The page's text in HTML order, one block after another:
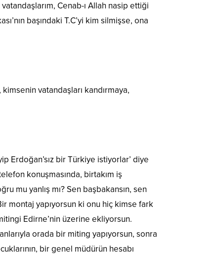
Cenab-ı Allah nasip ettiği
başındaki T.C’yi kim silmişse, ona
vatandaşları kandırmaya,
Erdoğan’sız bir Türkiye istiyorlar’ diye
konuşmasında, birtakım iş
mu yanlış mı? Sen başbakansın, sen
montaj yapıyorsun ki onu hiç kimse fark
Edirne’nin üzerine ekliyorsun.
orada bir miting yapıyorsun, sonra
bir genel müdürün hesabı